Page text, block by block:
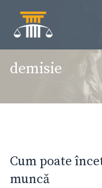
conținut
demisie
Cum poate
muncă